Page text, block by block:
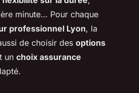
minute… Pour chaque
professionnel Lyon, la
de choisir des options
un choix assurance